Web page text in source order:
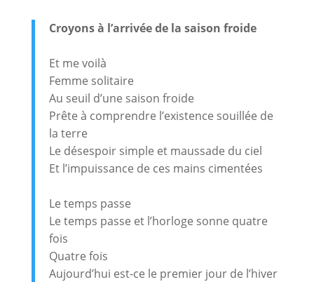
Croyons à l’arrivée de la saison froide
Et me voilà
Femme solitaire
Au seuil d’une saison froide
Prête à comprendre l’existence souillée de
la terre
Le désespoir simple et maussade du ciel
Et l’impuissance de ces mains cimentées
Le temps passe
Le temps passe et l’horloge sonne quatre
fois
Quatre fois
Aujourd’hui est-ce le premier jour de l’hiver